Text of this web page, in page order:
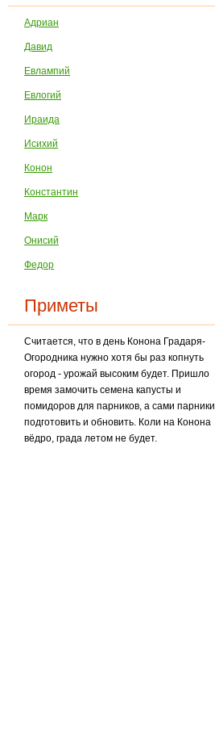
Адриан
Давид
Евлампий
Евлогий
Ираида
Исихий
Конон
Константин
Марк
Онисий
Федор
Приметы
Считается, что в день Конона Градаря-
Огородника нужно хотя бы раз копнуть
огород - урожай высоким будет. Пришло
время замочить семена капусты и
помидоров для парников, а сами парники
подготовить и обновить. Коли на Конона
вёдро, града летом не будет.